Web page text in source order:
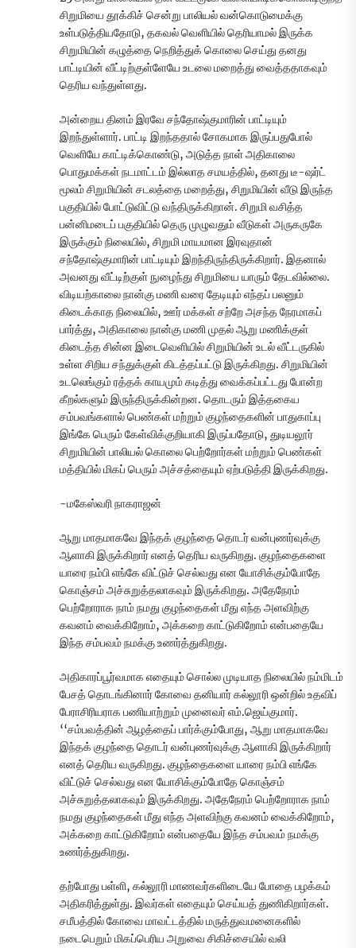
சிறுமியை தூக்கிச் சென்று பாலியல் வன்கொடுமைக்கு
உள்படுத்தியதோடு, தகவல் வெளியில் தெரியாமல் இருக்க
சிறுமியின் கழுத்தை நெறித்துக் கொலை செய்து தனது
பாட்டியின் வீட்டிற்குள்ளேயே உடலை மறைத்து வைத்ததாகவும்
தெரிய வந்துள்ளது.
அன்றைய தினம் இரவே சந்தோஷ்குமாரின் பாட்டியும்
இறந்துள்ளார். பாட்டி இறந்ததால் சோகமாக இருப்பதுபோல்
வெளியே காட்டிக்கொண்டு, அடுத்த நாள் அதிகாலை
பொதுமக்கள் நடமாட்டம் இல்லாத சமயத்தில், தனது டீ-ஷர்ட்
மூலம் சிறுமியின் சடலத்தை மறைத்து, சிறுமியின் வீடு இருந்த
பகுதியில் போட்டுவிட்டு வந்திருக்கிறான். சிறுமி வசித்த
பன்னிமடைப் பகுதியில் தெரு முழுவதும் வீடுகள் அருகருகே
இருக்கும் நிலையில், சிறுமி மாயமான இரவுதான்
சந்தோஷ்குமாரின் பாட்டியும் இறந்திருந்திருக்கிறார். இதனால்
அவனது வீட்டிற்குள் நுழைந்து சிறுமியை யாரும் தேடவில்லை.
விடியற்காலை நான்கு மணி வரை தேடியும் எந்தப் பலனும்
கிடைக்காத நிலையில், ஊர் மக்கள் சற்றே அசந்த நேரமாகப்
பார்த்து, அதிகாலை நான்கு மணி முதல் ஆறு மணிக்குள்
கிடைத்த சின்ன இடைவெளியில் சிறுமியின் உடல் வீட்டருகில்
உள்ள சிறிய சந்துக்குள் கிடத்தப்பட்டு இருக்கிறது. சிறுமியின்
உடலெங்கும் ரத்தக் காயமும் கடித்து வைக்கப்பட்டது போன்ற
கீறல்களும் இருந்திருக்கின்றன. தொடரும் இத்தகைய
சம்பவங்களால் பெண்கள் மற்றும் குழந்தைகளின் பாதுகாப்பு
இங்கே பெரும் கேள்விக்குறியாகி இருப்பதோடு, துடியலூர்
சிறுமியின் பாலியல் கொலை பெற்றோர்கள் மற்றும் பெண்கள்
மத்தியில் மிகப் பெரும் அச்சத்தையும் ஏற்படுத்தி இருக்கிறது.
-மகேஸ்வரி நாகராஜன்
ஆறு மாதமாகவே இந்தக் குழந்தை தொடர் வன்புணர்வுக்கு
ஆளாகி இருக்கிறார் எனத் தெரிய வருகிறது. குழந்தைகளை
யாரை நம்பி எங்கே விட்டுச் செல்வது என யோசிக்கும்போதே
கொஞ்சம் அச்சுறுத்தலாகவும் இருக்கிறது. அதேநேரம்
பெற்றோராக நாம் நமது குழந்தைகள் மீது எந்த அளவிற்கு
கவனம் வைக்கிறோம், அக்கறை காட்டுகிறோம் என்பதையே
இந்த சம்பவம் நமக்கு உணர்த்துகிறது.
அதிகாரப்பூர்வமாக எதையும் சொல்ல முடியாத நிலையில் நம்மிடம்
பேசத் தொடங்கினார் கோவை தனியார் கல்லூரி ஒன்றில் உதவிப்
பேராசிரியராக பணியாற்றும் முனைவர் எம்.ஜெய்குமார்.
‘‘சம்பவத்தின் ஆழத்தைப் பார்க்கும்போது, ஆறு மாதமாகவே
இந்தக் குழந்தை தொடர் வன்புணர்வுக்கு ஆளாகி இருக்கிறார்
எனத் தெரிய வருகிறது. குழந்தைகளை யாரை நம்பி எங்கே
விட்டுச் செல்வது என யோசிக்கும்போதே கொஞ்சம்
அச்சுறுத்தலாகவும் இருக்கிறது. அதேநேரம் பெற்றோராக நாம்
நமது குழந்தைகள் மீது எந்த அளவிற்கு கவனம் வைக்கிறோம்,
அக்கறை காட்டுகிறோம் என்பதையே இந்த சம்பவம் நமக்கு
உணர்த்துகிறது.
தற்போது பள்ளி, கல்லூரி மாணவர்களிடையே போதை பழக்கம்
அதிகரித்துள்து. இவர்கள் எதையும் செய்யத் துணிகிறார்கள்.
சமீபத்தில் கோவை மாவட்டத்தில் மருத்துவமனைகளில்
நடைபெறும் மிகப்பெரிய அறுவை சிகிச்சையில் வலி